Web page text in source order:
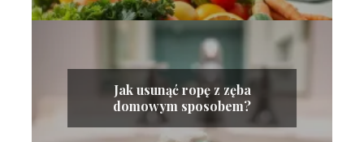
Jak usunąć ropę z zęba
domowym sposobem?